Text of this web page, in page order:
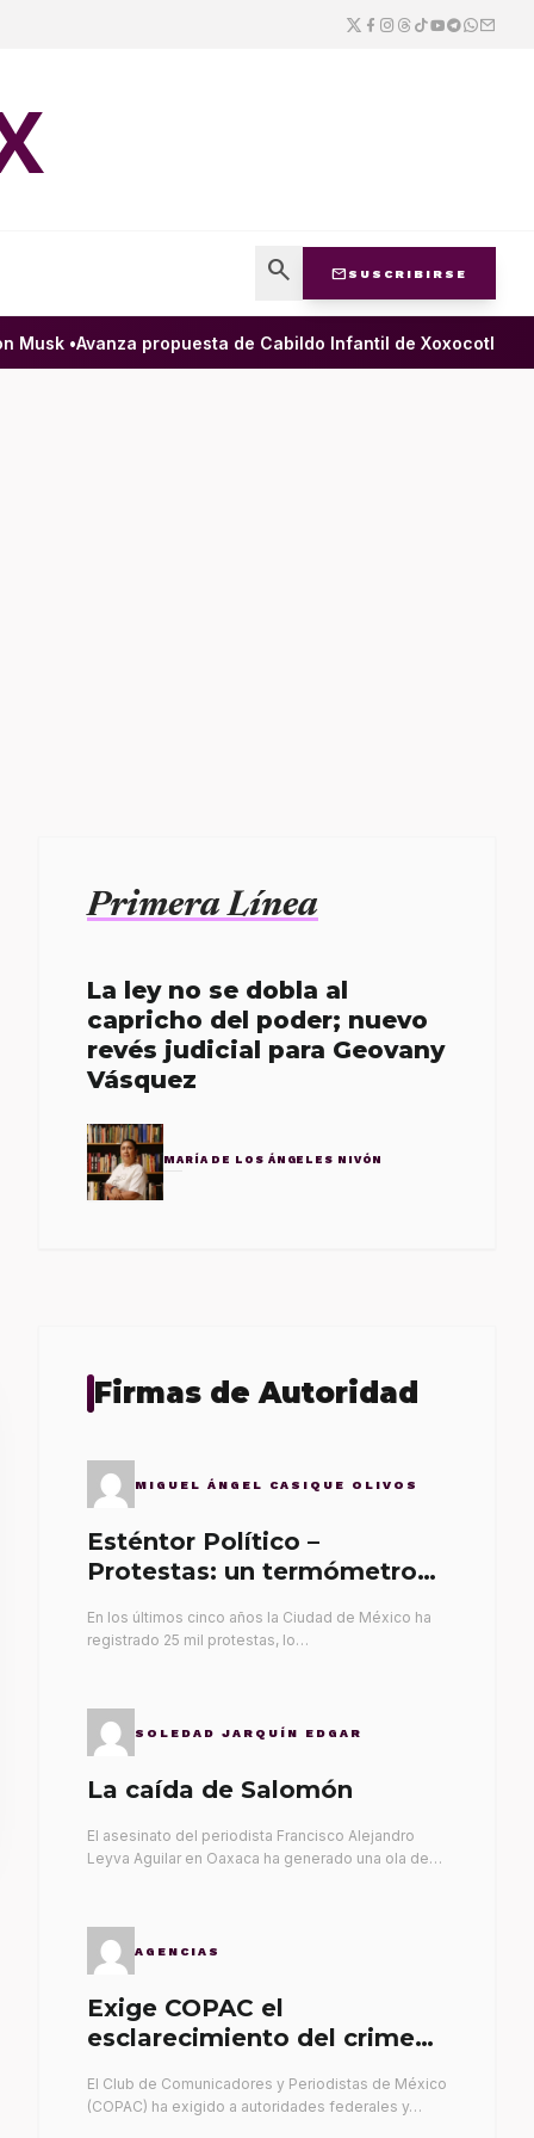
search mail SUSCRIBIRSE
•Avanza propuesta de Cabildo Infantil de Xoxocotlán
Primera Línea
La ley no se dobla al
capricho del poder; nuevo
revés judicial para Geovany
Vásquez
MARÍA DE LOS ÁNGELES NIVÓN
Firmas de Autoridad
MIGUEL ÁNGEL CASIQUE OLIVOS
Esténtor Político –
Protestas: un termómetro
En los últimos cinco años la Ciudad de México ha
registrado 25 mil protestas, lo…
SOLEDAD JARQUÍN EDGAR
La caída de Salomón
El asesinato del periodista Francisco Alejandro
Leyva Aguilar en Oaxaca ha generado una ola de…
AGENCIAS
Exige COPAC el
esclarecimiento del crimen
El Club de Comunicadores y Periodistas de México
(COPAC) ha exigido a autoridades federales y…